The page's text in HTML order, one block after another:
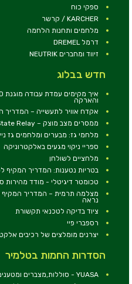
ספקי כוח
KARCHER / קרשר
מלחמים ותחנות הלחמה
דרמל DREMEL
זיווד ומחברים NEUTRIK
חדש בבלוג
והארקה
אקדח אוויר לתעשייה – המדריך
ממסרים מצב מוצק – Solid State Relay
מלחמי גז: מבערים ומלחמים גז
ספריי ניקוי מגעים באלקטרוניקה
מלחציים לשולחן
בטריות נטענות: המדריך המקיף
טכומטר דיגיטלי - מודד מהירות
מצלמה תרמית – המדריך המקיף
נראה
ציוד בדיקה לטכנאי תקשורת
רספברי פיי
יצרנים מומלצים של רכיבים
הסדרות החמות בטלמיר
YUASA - סוללות,מצברים ומטענים